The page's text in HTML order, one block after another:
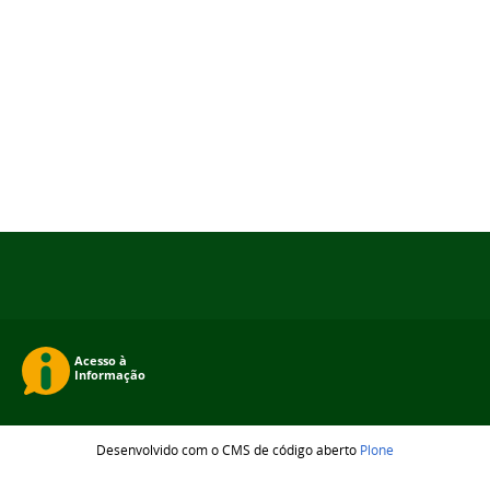
Desenvolvido com o CMS de código aberto Plone